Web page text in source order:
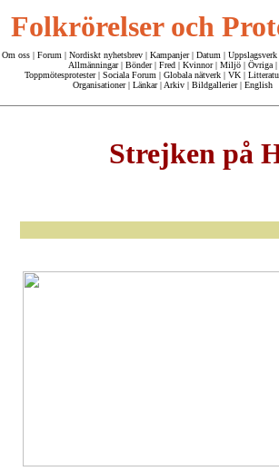
Folkrörelser och
Om oss| Forum | Nordiskt nyhetsbrev| Kampanjer|Datum | Uppslagsverk
Allmänningar| Bönder| Fred | Kvinnor| Miljö | Övriga |
Toppmötesprotester| Sociala Forum | Globala nätverk | VK |
Organisationer| Länkar| Arkiv | Bildgallerier| English
Strejken på